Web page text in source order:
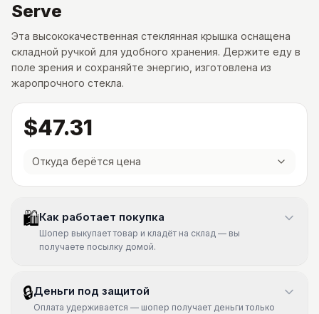
Serve
Эта высококачественная стеклянная крышка оснащена
складной ручкой для удобного хранения. Держите еду в
поле зрения и сохраняйте энергию, изготовлена из
жаропрочного стекла.
$47.31
Откуда берётся цена
🛍Как работает покупка
Шопер выкупает товар и кладёт на склад — вы
получаете посылку домой.
🔒Деньги под защитой
Оплата удерживается — шопер получает деньги только